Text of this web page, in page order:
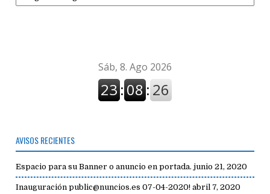
de
AVISOS RECIENTES
Espacio para su Banner o anuncio en portada. junio 21, 2020
Inauguración public@nuncios.es 07-04-2020! abril 7, 2020